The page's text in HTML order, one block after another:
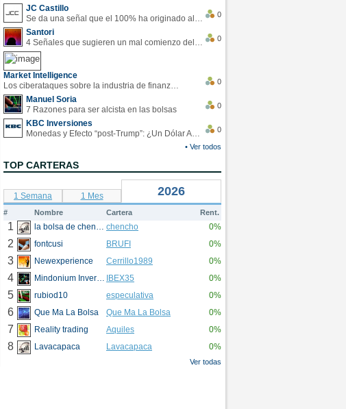
JC Castillo
Se da una señal que el 100% ha originado alzas en las bolsas
0
Santori
4 Señales que sugieren un mal comienzo del 3T de la economía EEUU
0
Market Intelligence
Los ciberataques sobre la industria de finanzas se han duplicado este año
0
Manuel Soria
7 Razones para ser alcista en las bolsas
0
KBC Inversiones
Monedas y Efecto “post-Trump”: ¿Un Dólar Americano operando en rangos?
0
• Ver todos
TOP CARTERAS
1 Semana 1 Mes 2026
# Nombre Cartera Rent.
1 la bolsa de chencho chencho 0%
2 fontcusi BRUFI 0%
3 Newexperience Cerrillo1989 0%
4 Mindonium Inversions IBEX35 0%
5 rubiod10 especulativa 0%
6 Que Ma La Bolsa Que Ma La Bolsa 0%
7 Reality trading Aquiles 0%
8 Lavacapaca Lavacapaca 0%
Ver todas